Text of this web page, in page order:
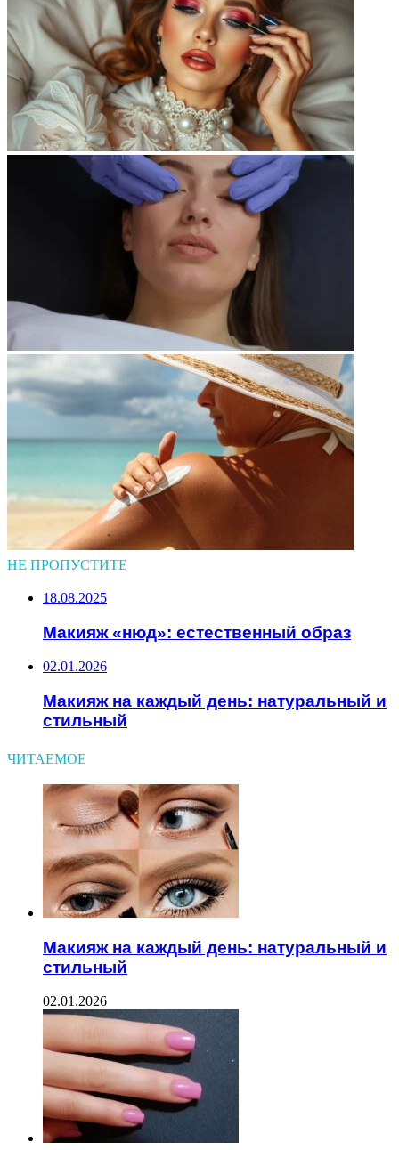
НЕ ПРОПУСТИТЕ
18.08.2025
Макияж «нюд»: естественный образ
02.01.2026
Макияж на каждый день: натуральный и
стильный
ЧИТАЕМОЕ
Макияж на каждый день: натуральный и
стильный
02.01.2026